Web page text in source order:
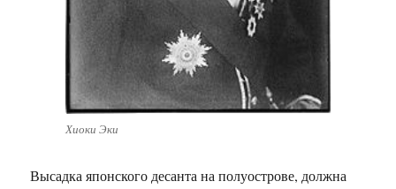
Хиоки Эки
Высадка японского десанта на полуострове, должна